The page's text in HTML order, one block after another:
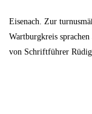
Eisenach. Zur
Wartburgkreis
von Schriftführer